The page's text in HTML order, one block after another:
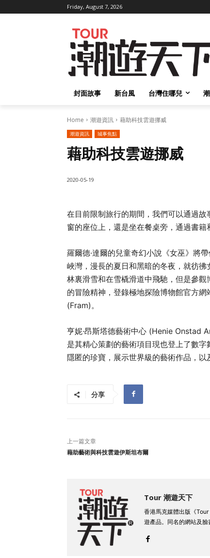
Friday, August 7, 2026
封面故事 新台風 台灣住哪兒
Home 潮遊資訊 藉助科技雲遊挪威
潮遊資訊 城事焦點
藉助科技雲遊挪威
2020-05-19
在目前限制旅行的期間，我們可以通過
窗的座位上，還是坐在餐桌旁，通過書籍
羅爾德·達爾的兒童奇幻小說《女巫》將
峽灣，漫長的夏日和黑暗的冬夜，就彷
林裏滑雪和在雪橇滑道中飛馳，但是參
的冒險精神，登錄極地探險博物館官方
(Fram)。
亨妮·昂斯塔德藝術中心 (Henie Onstad
是其精心策劃的藝術項目現也登上了數
隱匿的珍寶，展示世界級的藝術作品，以
分享
上一篇文章
藉助藝術與科技雲遊伊斯坦布爾
Tour 潮遊天下
香港馬克媒體出版《
遊產品。同名的網站及臉